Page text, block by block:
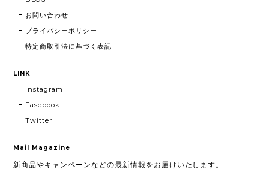
お問い合わせ
プライバシーポリシー
特定商取引法に基づく表記
LINK
Instagram
Fasebook
Twitter
Mail Magazine
新商品やキャンペーンなどの最新情報をお届けいたします。